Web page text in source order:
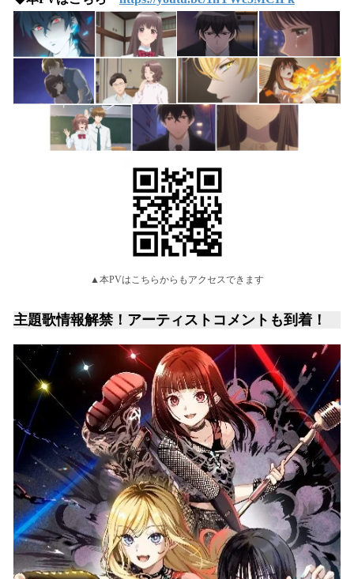
▲本PVはこちらからもアクセスできます
主題歌情報解禁！アーティストコメントも到着！